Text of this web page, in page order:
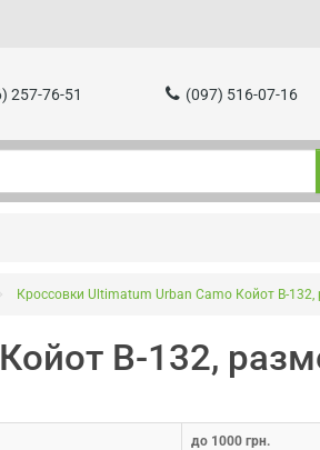
257-76-51 (097) 516-07-16
Кроссовки Ultimatum Urban Camo Койот B-
B-132,
до 1000 грн.